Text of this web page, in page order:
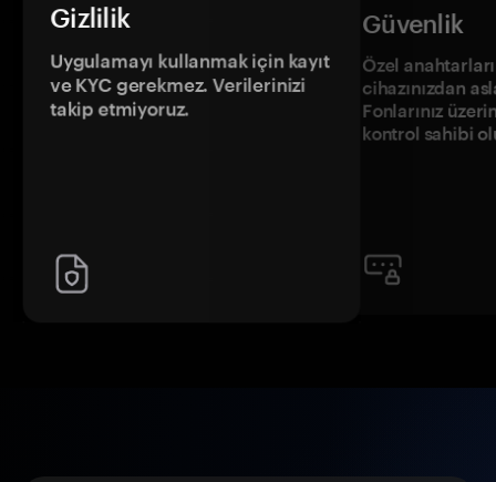
Gizlilik
Uygulamayı kullanmak için kayıt
ve KYC gerekmez. Verilerinizi
takip etmiyoruz.
Güvenlik
Özel
cihazınızdan
Fonlarınız
kontrol sahibi